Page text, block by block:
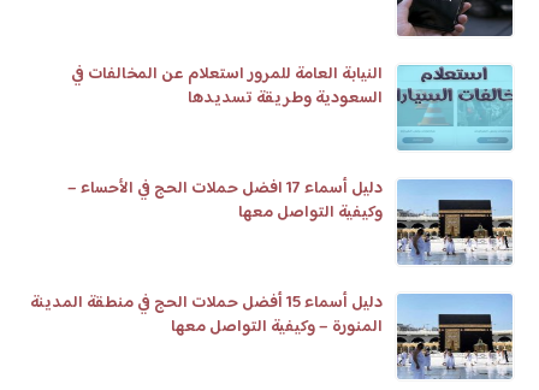
النيابة العامة للمرور استعلام عن المخالفات في
السعودية وطريقة تسديدها
دليل أسماء 17 افضل حملات الحج في الأحساء –
وكيفية التواصل معها
دليل أسماء 15 أفضل حملات الحج في منطقة المدينة
المنورة – وكيفية التواصل معها